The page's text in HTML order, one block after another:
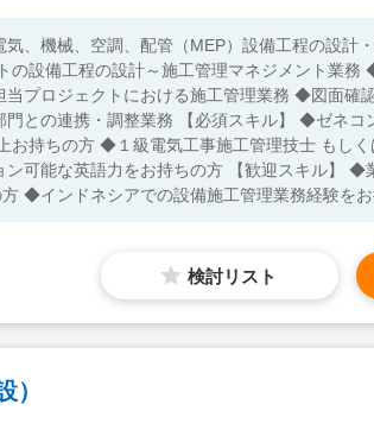
気、機械、空調、配管（MEP）設備工程の設計
設備工程の設計～施工管理マネジメント業務
プロジェクトにおける施工管理業務 ◆図面確
ル】 ◆ゼネコンまたはサブコンにて空
お持ちの方 ◆１級電気工事施工管理技士 もし
可能な英語力をお持ちの方 【歓迎スキル】 ◆
◆インドネシアでの設備施工管理業務経験を
検討リスト
）